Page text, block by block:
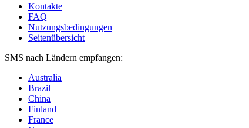
Kontakte
FAQ
Nutzungsbedingungen
Seitenübersicht
SMS nach Ländern empfangen:
Australia
Brazil
China
Finland
France